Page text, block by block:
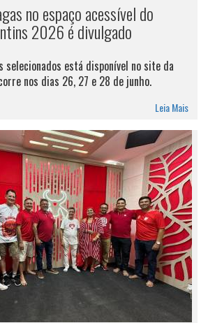
no espaço acessível do
2026 é divulgado
selecionados está disponível no site da
nos dias 26, 27 e 28 de junho.
Leia Mais